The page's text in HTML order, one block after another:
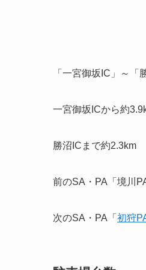
「一宮御坂IC」～「
一宮御坂ICから約
勝沼ICまで約2.3km
前のSA・PA「境川
次のSA・PA「 初狩